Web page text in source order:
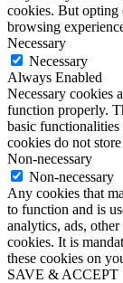
cookies. But opting
browsing
Necessary
Necessary
Always Enabled
Necessary cookies
function properly.
basic functionalities
cookies do not
Non-necessary
Non-necessary
Any cookies that
to function and is
analytics, ads, other
cookies. It is
these cookies on
SAVE & ACCEPT